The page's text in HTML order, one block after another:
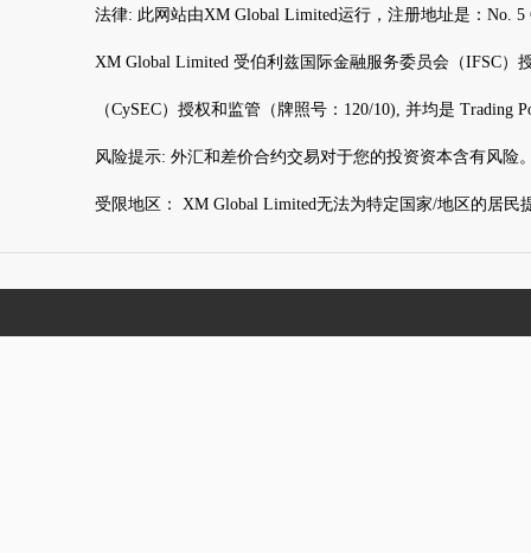
法律: 此网站由XM Global Limited运行，注册地址是：No.
XM Global Limited 受伯利兹国际金融服务委员会（IFSC）
（CySEC）授权和监管（牌照号：120/10), 并均是 Trading
风险提示: 外汇和差价合约交易对于您的投资资本含有风险
受限地区： XM Global Limited无法为特定国家/地区的居